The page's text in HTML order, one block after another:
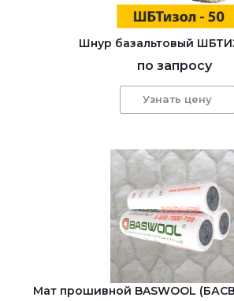
Шнур базальтовый
по запросу
Узнать цену
Мат прошивной BASWOOL